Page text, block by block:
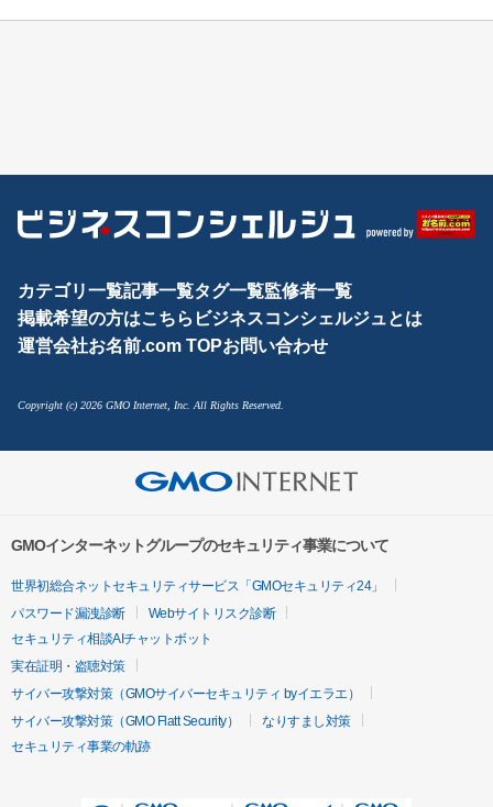
カテゴリ一覧記事一覧タグ一覧監修者一覧
掲載希望の方はこちら ビジネスコンシェルジュとは
運営会社お名前.com TOPお問い合わせ
Copyright (c) 2026 GMO Internet, Inc. All Rights Reserved.
GMOインターネットグループのセキュリティ事業について
世界初総合ネットセキュリティサービス「GMOセキュリティ24」
パスワード漏洩診断
Webサイトリスク診断
セキュリティ相談AIチャットボット
実在証明・盗聴対策
サイバー攻撃対策（GMOサイバーセキュリティ byイエラエ）
サイバー攻撃対策（GMO Flatt Security）
なりすまし対策
セキュリティ事業の軌跡